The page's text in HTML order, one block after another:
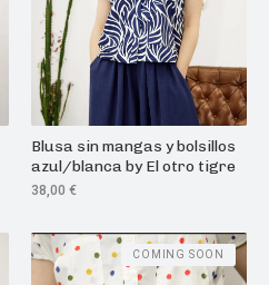
Blusa sin mangas y bolsillos
azul/blanca by El otro tigre
38,00 €
COMING SOON